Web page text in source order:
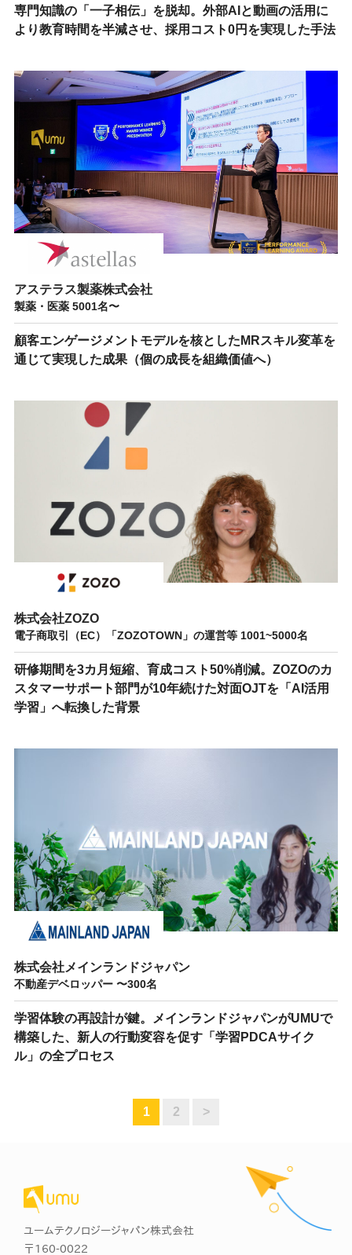
専門知識の「一子相伝」を脱却。外部AIと動画の活用に
より教育時間を半減させ、採用コスト0円を実現した手法
アステラス製薬株式会社
製薬・医薬 5001名〜
顧客エンゲージメントモデルを核としたMRスキル変革を
通じて実現した成果（個の成長を組織価値へ）
株式会社ZOZO
電子商取引（EC）「ZOZOTOWN」の運営等 1001~5000名
研修期間を3カ月短縮、育成コスト50%削減。ZOZOのカ
スタマーサポート部門が10年続けた対面OJTを「AI活用
学習」へ転換した背景
株式会社メインランドジャパン
不動産デベロッパー 〜300名
学習体験の再設計が鍵。メインランドジャパンがUMUで
構築した、新人の行動変容を促す「学習PDCAサイク
ル」の全プロセス
1 2 >
ユームテクノロジージャパン株式会社
〒160-0022